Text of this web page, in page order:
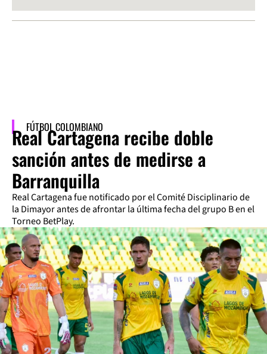
FÚTBOL COLOMBIANO
Real Cartagena recibe doble
sanción antes de medirse a
Barranquilla
Real Cartagena fue notificado por el Comité Disciplinario de
la Dimayor antes de afrontar la última fecha del grupo B en el
Torneo BetPlay.